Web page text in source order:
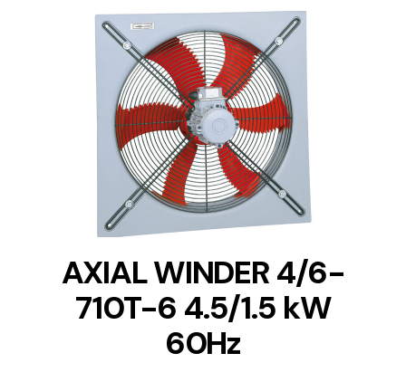
DETAILS
AXIAL WINDER 4/6-
710T-6 4.5/1.5 kW
60Hz